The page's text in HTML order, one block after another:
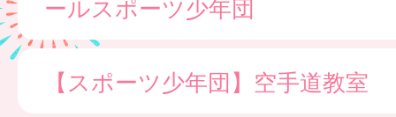
ールスポーツ少年団
【スポーツ少年団】空手道教室